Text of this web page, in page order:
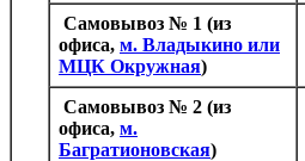
Самовывоз № 1 (из
офиса, м. Владыкино или
МЦК Окружная)
Самовывоз № 2 (из
офиса, м.
Багратионовская)